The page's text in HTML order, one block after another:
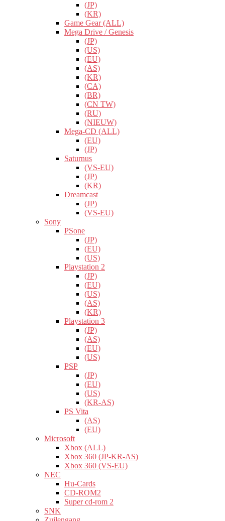
(JP)
(KR)
Game Gear (ALL)
Mega Drive / Genesis
(JP)
(US)
(EU)
(AS)
(KR)
(CA)
(BR)
(CN TW)
(RU)
(NIEUW)
Mega-CD (ALL)
(EU)
(JP)
Saturnus
(VS-EU)
(JP)
(KR)
Dreamcast
(JP)
(VS-EU)
Sony
PSone
(JP)
(EU)
(US)
Playstation 2
(JP)
(EU)
(US)
(AS)
(KR)
Playstation 3
(JP)
(AS)
(EU)
(US)
PSP
(JP)
(EU)
(US)
(KR-AS)
PS Vita
(AS)
(EU)
Microsoft
Xbox (ALL)
Xbox 360 (JP-KR-AS)
Xbox 360 (VS-EU)
NEC
Hu-Cards
CD-ROM2
Super cd-rom 2
SNK